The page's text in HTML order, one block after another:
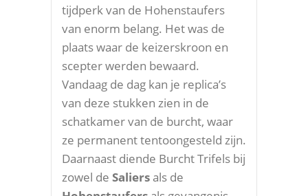
tijdperk van de Hohenstaufers
van enorm belang. Het was de
plaats waar de keizerskroon en
scepter werden bewaard.
Vandaag de dag kan je replica’s
van deze stukken zien in de
schatkamer van de burcht, waar
ze permanent tentoongesteld zijn.
Daarnaast diende Burcht Trifels bij
zowel de Saliersals de